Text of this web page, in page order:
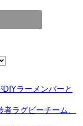
ラーメンバーと
ラグビーチーム、